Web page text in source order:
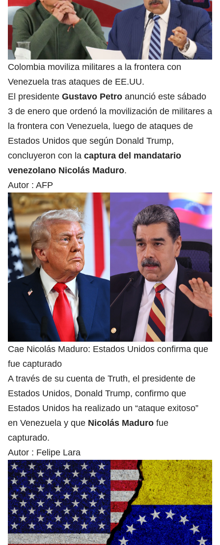
Colombia moviliza militares a la frontera con
Venezuela tras ataques de EE.UU.
El presidente Gustavo Petro anunció este sábado
3 de enero que ordenó la movilización de militares a
la frontera con Venezuela, luego de ataques de
Estados Unidos que según Donald Trump,
concluyeron con la captura del mandatario
venezolano Nicolás Maduro.
Autor : AFP
Cae Nicolás Maduro: Estados Unidos confirma que
fue capturado
A través de su cuenta de Truth, el presidente de
Estados Unidos, Donald Trump, confirmo que
Estados Unidos ha realizado un “ataque exitoso”
en Venezuela y que Nicolás Maduro fue
capturado.
Autor : Felipe Lara